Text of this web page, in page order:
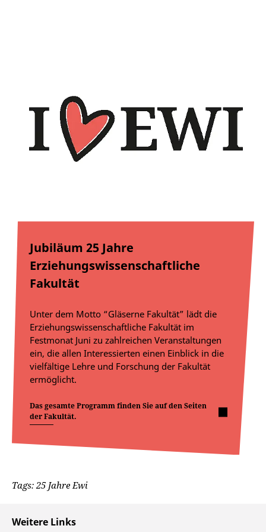
Jubiläum 25 Jahre
Erziehungswissenschaftliche
Fakultät
Unter dem Motto “Gläserne Fakultät” lädt die
Erziehungswissenschaftliche Fakultät im
Festmonat Juni zu zahlreichen Veranstaltungen
ein, die allen Interessierten einen Einblick in die
vielfältige Lehre und Forschung der Fakultät
ermöglicht.
Das gesamte Programm finden Sie auf den Seiten
der Fakultät.
Tags: 25 Jahre Ewi
Weitere Links